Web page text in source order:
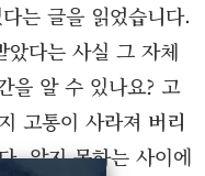
는 글을 읽었습니다.
았다는 사실 그 자체
을 알 수 있나요? 고
고통이 사라져 버리
. 알지 못하는 사이에